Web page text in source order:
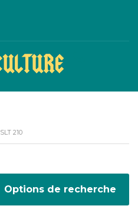
SLT 210
Options de recherche